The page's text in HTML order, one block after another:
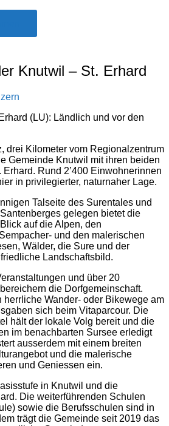
Knutwil – St. Erhard
(LU): Ländlich und vor den
drei Kilometer vom Regionalzentrum
Gemeinde Knutwil mit ihren beiden
Rund 2’400 Einwohnerinnen
in privilegierter, naturnaher Lage.
Talseite des Surentales und
gelegen bietet die
auf die Alpen, den
und den malerischen
Wälder, die Sure und der
Landschaftsbild.
und über 20
die Dorfgemeinschaft.
herrliche Wander- oder Bikewege am
sich beim Vitaparcour. Die
hält der lokale Volg bereit und die
im benachbarten Sursee erledigt
ausserdem mit einem breiten
und die malerische
und Geniessen ein.
in Knutwil und die
Die weiterführenden Schulen
sowie die Berufsschulen sind in
trägt die Gemeinde seit 2019 das